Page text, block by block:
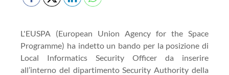
L'EUSPA (European Union Agency for the Space
Programme) ha indetto un bando per la posizione di
Local Informatics Security Officer da inserire
all’interno del dipartimento Security Authority della